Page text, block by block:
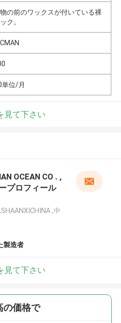
の前のワックスが付いている裸
ク。
単位/月
見て下さい
OCEAN CO . ,
プロフィール
,中
製造者
見て下さい
の価格で